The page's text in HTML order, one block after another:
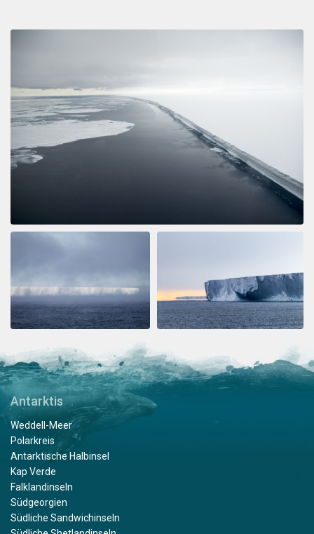
Antarktis
Weddell-Meer
Polarkreis
Antarktische Halbinsel
Kap Verde
Falklandinseln
Südgeorgien
Südliche Sandwichinseln